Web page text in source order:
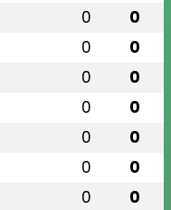
0 0
0 0
0 0
0 0
0 0
0 0
0 0